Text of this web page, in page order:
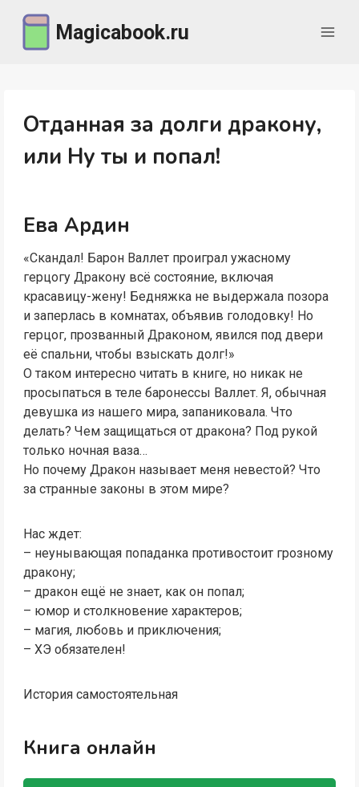
содержимому
Magicabook.ru
Отданная за долги дракону,
или Ну ты и попал!
Ева Ардин
«Скандал! Барон Валлет проиграл ужасному
герцогу Дракону всё состояние, включая
красавицу-жену! Бедняжка не выдержала позора
и заперлась в комнатах, объявив голодовку! Но
герцог, прозванный Драконом, явился под двери
её спальни, чтобы взыскать долг!»
О таком интересно читать в книге, но никак не
просыпаться в теле баронессы Валлет. Я, обычная
девушка из нашего мира, запаниковала. Что
делать? Чем защищаться от дракона? Под рукой
только ночная ваза…
Но почему Дракон называет меня невестой? Что
за странные законы в этом мире?
Нас ждет:
– неунывающая попаданка противостоит грозному
дракону;
– дракон ещё не знает, как он попал;
– юмор и столкновение характеров;
– магия, любовь и приключения;
– ХЭ обязателен!
История самостоятельная
Книга онлайн